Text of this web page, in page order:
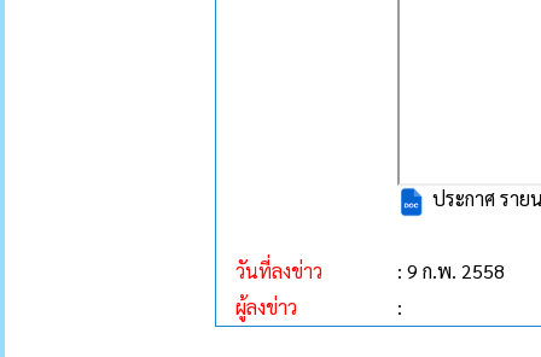
ประกาศ รา
วันที่ลงข่าว
: 9 ก.พ. 2558
ผู้ลงข่าว
: